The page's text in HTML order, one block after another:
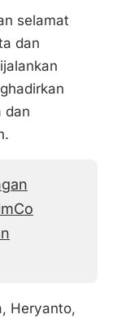
selamat
dan
dan
Heryanto,